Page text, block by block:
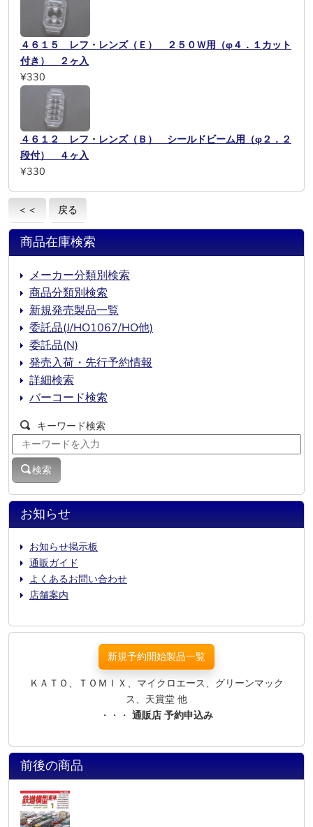
４６１５ レフ・レンズ（Ｅ） ２５０Ｗ用（φ４．１カット
付き） ２ヶ入
¥330
４６１２ レフ・レンズ（Ｂ） シールドビーム用（φ２．２
段付） ４ヶ入
¥330
＜＜ 戻る
お知らせ
お知らせ掲示板
通販ガイド
よくあるお問い合わせ
店舗案内
商品在庫検索
メーカー分類別検索
商品分類別検索
新規発売製品一覧
委託品(J/HO1067/HO他)
委託品(N)
発売入荷・先行予約情報
詳細検索
バーコード検索
キーワード検索
検索
新規予約開始製品一覧
ＫＡＴＯ、ＴＯＭＩＸ、マイクロエース、グリーンマック
ス、天賞堂 他
・・・ 通販店 予約申込み
前後の商品